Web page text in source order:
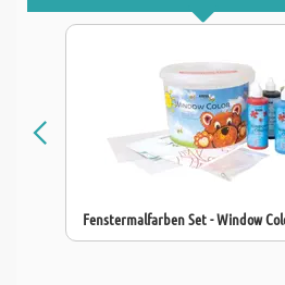
Fenstermalfarben Set - Window